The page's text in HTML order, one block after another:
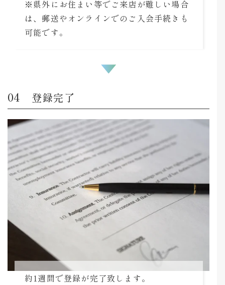
※県外にお住まい等でご来店が難しい場合
は、郵送やオンラインでのご入会手続きも
可能です。
登録完了
約1週間で登録が完了致します。